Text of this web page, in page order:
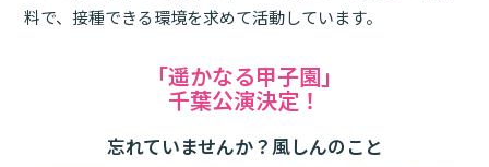
料で、接種できる環境を求めて活動しています。
「遥かなる甲子園」
千葉公演決定！
忘れていませんか？風しんのこと